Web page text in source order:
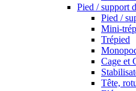
Pied / support
Pied /
Mini-
Trépied
Cage et
Tête,